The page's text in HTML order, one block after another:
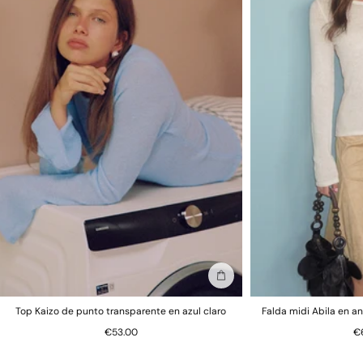
Añadir a la bolsa
Top Kaizo de punto transparente en azul claro
€53.00
Falda midi Abila en